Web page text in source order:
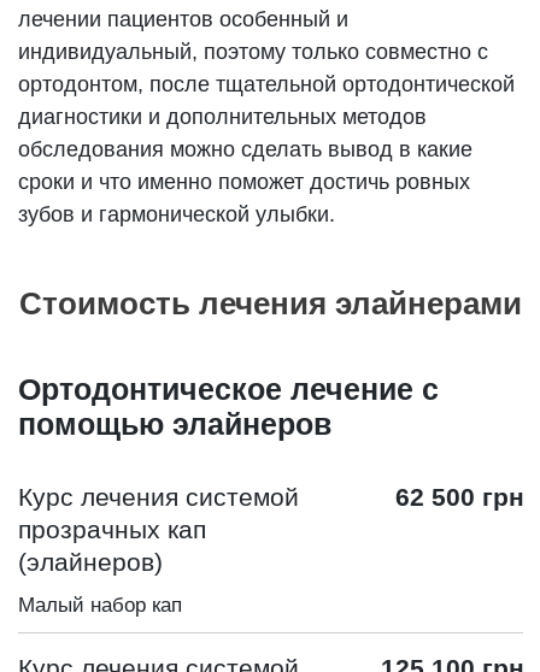
лечении пациентов особенный и
индивидуальный, поэтому только совместно с
ортодонтом, после тщательной ортодонтической
диагностики и дополнительных методов
обследования можно сделать вывод в какие
сроки и что именно поможет достичь ровных
зубов и гармонической улыбки.
Стоимость лечения элайнерами
Ортодонтическое лечение с
помощью элайнеров
Курс лечения системой
прозрачных кап
(элайнеров)
62 500 грн
Малый набор кап